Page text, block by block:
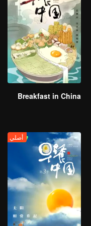
Breakfast in China
أصلي